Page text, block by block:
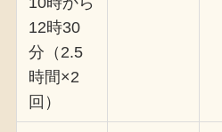
12時30
分（2.5
時間×2
回）